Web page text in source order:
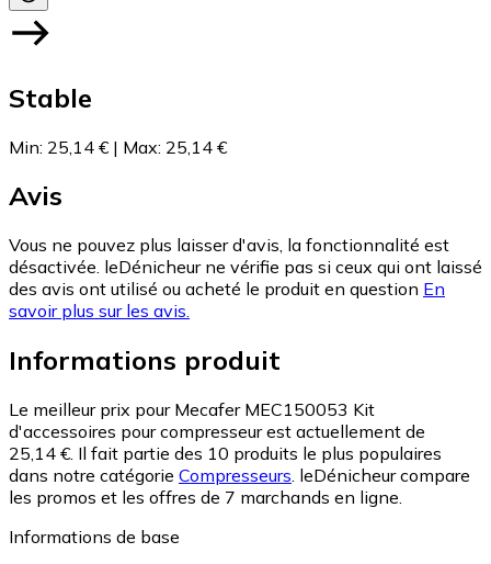
Stable
Min: 25,14 € | Max: 25,14 €
Avis
Vous ne pouvez plus laisser d'avis, la fonctionnalité est
désactivée. leDénicheur ne vérifie pas si ceux qui ont laissé
des avis ont utilisé ou acheté le produit en question En
savoir plus sur les avis.
Informations produit
Le meilleur prix pour Mecafer MEC150053 Kit
d'accessoires pour compresseur est actuellement de
25,14 €. Il fait partie des 10 produits le plus populaires
dans notre catégorie Compresseurs. leDénicheur compare
les promos et les offres de 7 marchands en ligne.
Informations de base